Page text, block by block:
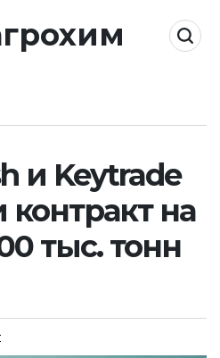
и Keytrade
на
тыс. тонн